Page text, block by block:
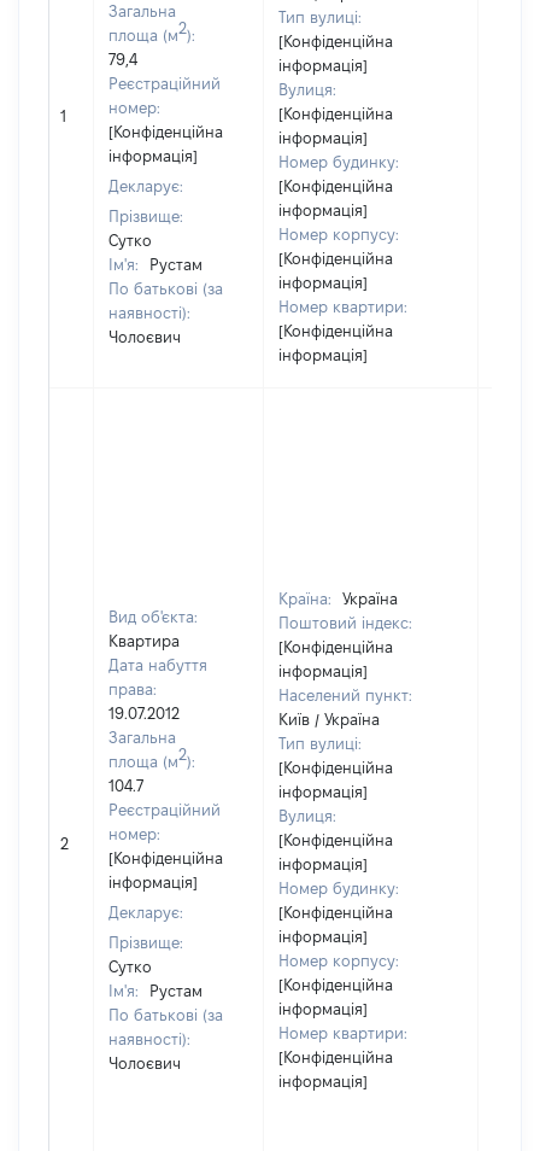
1
Загальна
площа (м2):
79,4
Реєстраційний
номер:
[Конфіденційна
інформація]
Декларує:
Прізвище:
Сутко
Ім'я:
Рустам
По батькові (за
наявності):
Чолоєвич
Тип вулиці:
[Конфіденційна
інформація]
Вулиця:
[Конфіденційна
інформація]
Номер будинку:
[Конфіденційна
інформація]
Номер корпусу:
[Конфіденційна
інформація]
Номер квартири:
[Конфіденційна
інформація]
2
Вид об'єкта:
Квартира
Дата набуття
права:
19.07.2012
Загальна
площа (м2):
104.7
Реєстраційний
номер:
[Конфіденційна
інформація]
Декларує:
Прізвище:
Сутко
Ім'я:
Рустам
По батькові (за
наявності):
Чолоєвич
Країна:
Україна
Поштовий індекс:
[Конфіденційна
інформація]
Населений пункт:
Київ / Україна
Тип вулиці:
[Конфіденційна
інформація]
Вулиця:
[Конфіденційна
інформація]
Номер будинку:
[Конфіденційна
інформація]
Номер корпусу:
[Конфіденційна
інформація]
Номер квартири:
[Конфіденційна
інформація]